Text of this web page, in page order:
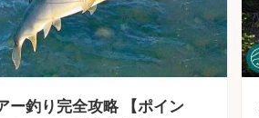
ー釣り完全攻略 【ポイン